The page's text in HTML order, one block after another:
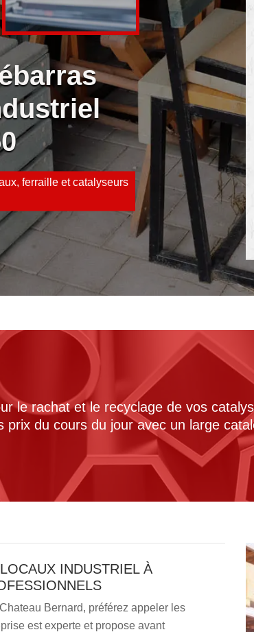
ferraille et catalyseurs
le rachat et le recyclage de vos
prix du cours du jour avec un large
INDUSTRIEL À
Bernard, préférez appeler les
est experte et propose avant